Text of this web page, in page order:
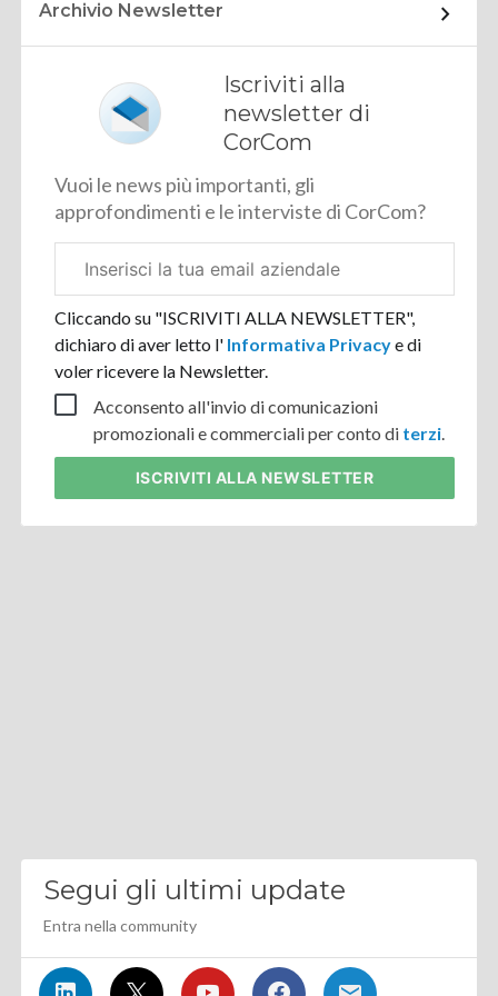
Archivio Newsletter
Iscriviti alla
newsletter di
CorCom
Vuoi le news più importanti, gli
approfondimenti e le interviste di CorCom?
aziendale
Cliccando su "ISCRIVITI ALLA NEWSLETTER",
dichiaro di aver letto l' Informativa Privacye di
voler ricevere la Newsletter.
Acconsento all'invio di comunicazioni
promozionali e commerciali per conto di terzi.
ISCRIVITI ALLA NEWSLETTER
Segui gli ultimi update
Entra nella community